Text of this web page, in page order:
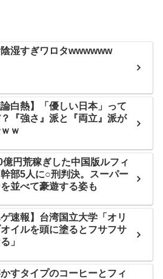
陰湿すぎワロタwwwwww
論白熱】「優しい日本」って
『強さ』派と『両立』派が
ｗ
億円荒稼ぎした中国版ルフィ
部5人に○刑判決。スーパー
並べて豪遊する姿も
ゲ速報】台湾国立大学「オリ
イルを頭に塗るとフサフサ
」
すタイプのコーヒーとフィ